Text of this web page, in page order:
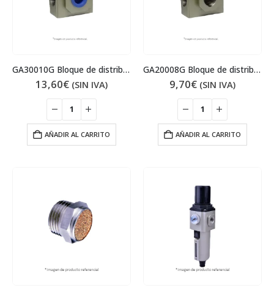
GA30010G Bloque de distribución de aire
13,60€ (SIN IVA)
AÑADIR AL CARRITO
GA20008G Bloque de distribución de aire
9,70€ (SIN IVA)
AÑADIR AL CARRITO